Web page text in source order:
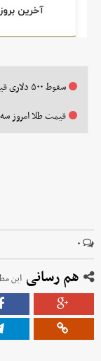
سقوط ۵۰۰ دلاری قیمت طلا در بازار جهانی
قیمت طلا امروز سه‌شنبه ۷
۰
هم رسانی این